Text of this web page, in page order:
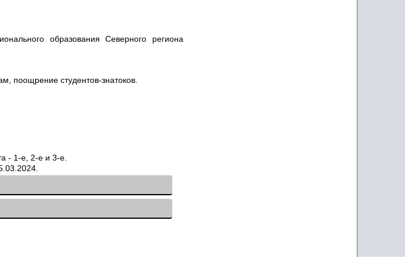
образования Северного региона
поощрение студентов-знатоков.
- 1-е, 2-е и 3-е.